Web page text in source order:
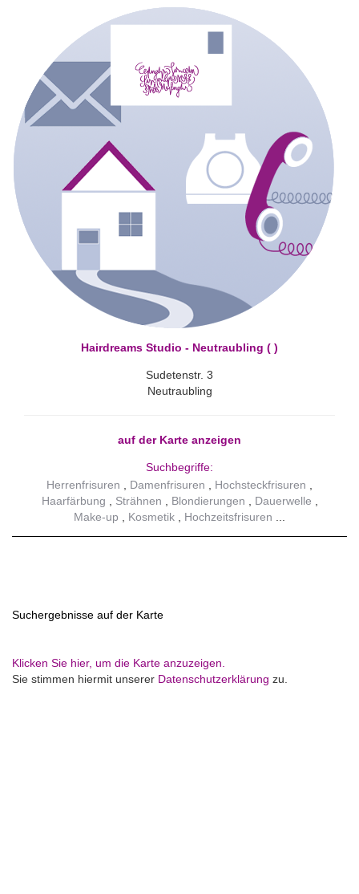
Hairdreams Studio - Neutraubling ( )
Sudetenstr. 3
Neutraubling
auf der Karte anzeigen
Suchbegriffe:
Herrenfrisuren
Damenfrisuren
Hochsteckfrisuren
Haarfärbung
Strähnen Blondierungen
Dauerwelle
Make-up
Kosmetik Hochzeitsfrisuren
Suchergebnisse auf der Karte
Klicken Sie hier, um die Karte anzuzeigen.
Sie stimmen hiermit unserer Datenschutzerklärung zu.